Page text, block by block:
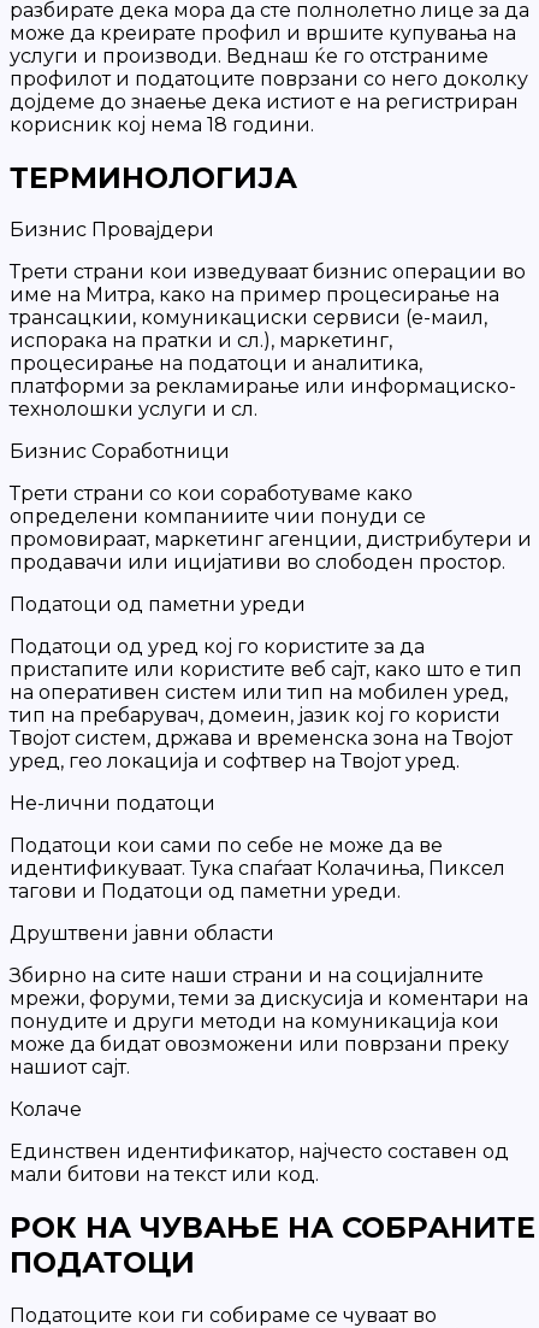
разбирате дека мора да сте полнолетно лице за да
може да креирате профил и вршите купувања на
услуги и производи. Веднаш ќе го отстраниме
профилот и податоците поврзани со него доколку
дојдеме до знаење дека истиот е на регистриран
корисник кој нема 18 години.
ТЕРМИНОЛОГИЈА
Бизнис Провајдери
Трети страни кои изведуваат бизнис операции во
име на Митра, како на пример процесирање на
трансацкии, комуникациски сервиси (е-маил,
испорака на пратки и сл.), маркетинг,
процесирање на податоци и аналитика,
платформи за рекламирање или информациско-
технолошки услуги и сл.
Бизнис Соработници
Трети страни со кои соработуваме како
определени компаниите чии понуди се
промовираат, маркетинг агенции, дистрибутери и
продавачи или ицијативи во слободен простор.
Податоци од паметни уреди
Податоци од уред кој го користите за да
пристапите или користите веб сајт, како што е тип
на оперативен систем или тип на мобилен уред,
тип на пребарувач, домеин, јазик кој го користи
Твојот систем, држава и временска зона на Твојот
уред, гео локација и софтвер на Твојот уред.
Не-лични податоци
Податоци кои сами по себе не може да ве
идентификуваат. Тука спаѓаат Колачиња, Пиксел
тагови и Податоци од паметни уреди.
Друштвени јавни области
Збирно на сите наши страни и на социјалните
мрежи, форуми, теми за дискусија и коментари на
понудите и други методи на комуникација кои
може да бидат овозможени или поврзани преку
нашиот сајт.
Колаче
Единствен идентификатор, најчесто составен од
мали битови на текст или код.
РОК НА ЧУВАЊЕ НА СОБРАНИТЕ
ПОДАТОЦИ
Податоците кои ги собираме се чуваат во